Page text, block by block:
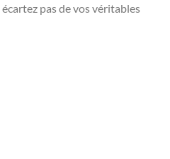
pas de vos véritables